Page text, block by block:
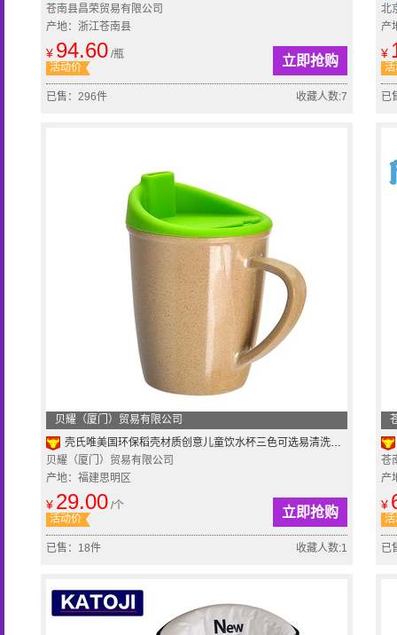
苍南县昌荣贸易有限公司
产地：浙江苍南县
¥ 94.60 /瓶
活动价
立即抢购
已售：296件 收藏人数:7
北
产
¥
已
贝耀（厦门）贸易有限公司
壳氏唯美国环保稻壳材质创意儿童饮水杯三色可选易清洗易打理特价
贝耀（厦门）贸易有限公司
产地：福建思明区
¥ 29.00 /个
活动价
立即抢购
已售：18件 收藏人数:1
苍
产
¥
已